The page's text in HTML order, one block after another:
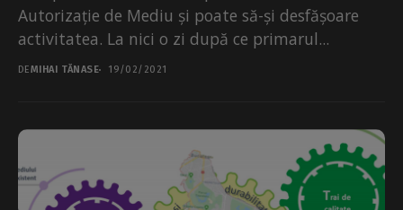
Autorizație de Mediu și poate să-și desfășoare
activitatea. La nici o zi după ce primarul...
DEMIHAI TĂNASE 19/02/2021